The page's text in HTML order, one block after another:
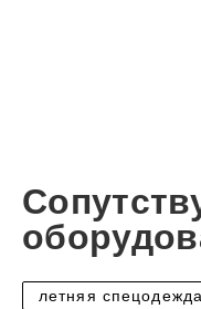
летняя спецодежда